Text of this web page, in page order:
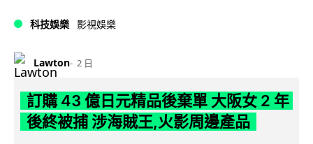
科技娛樂 影視娛樂
Lawton 2 日
訂購 43 億日元精品後棄單 大阪女 2 年
後終被捕 涉海賊王,火影周邊產品